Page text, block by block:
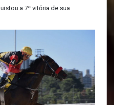
a 7ª vitória de sua